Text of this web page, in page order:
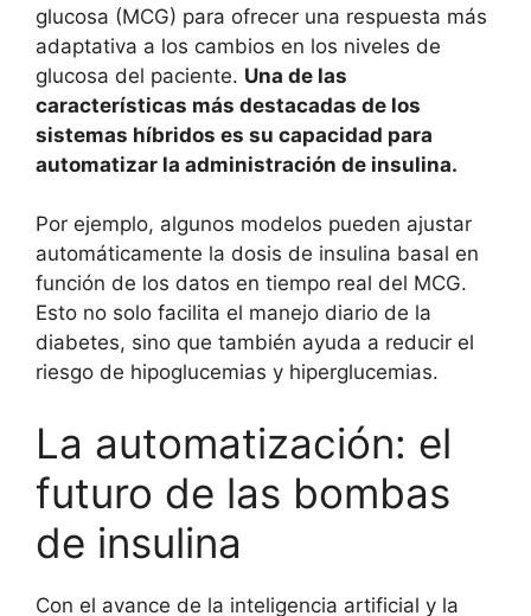
glucosa (MCG) para ofrecer una respuesta más
adaptativa a los cambios en los niveles de
glucosa del paciente. Una de las
características más destacadas de los
sistemas híbridos es su capacidad para
automatizar la administración de insulina.
Por ejemplo, algunos modelos pueden ajustar
automáticamente la dosis de insulina basal en
función de los datos en tiempo real del MCG.
Esto no solo facilita el manejo diario de la
diabetes, sino que también ayuda a reducir el
riesgo de hipoglucemias y hiperglucemias.
La automatización: el
futuro de las bombas
de insulina
Con el avance de la inteligencia artificial y la